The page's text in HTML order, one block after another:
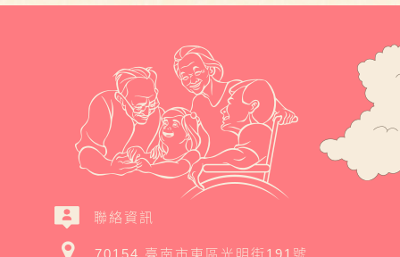
聯絡資訊
70154 臺南市東區光明街191號